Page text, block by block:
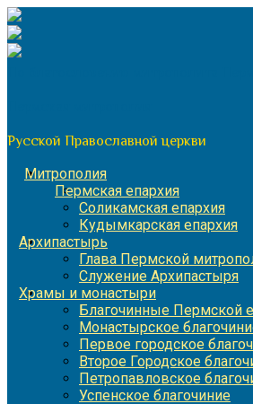
Перейти
к
содержимому
Русской Православной церкви
Митрополия
Пермская епархия
Соликамская епархия
Кудымкарская епархия
Архипастырь
Глава Пермской
Служение Архипастыря
Храмы и монастыри
Благочинные Пермской
Монастырское
Первое городское
Второе Городское
Петропавловское
Успенское благочиние